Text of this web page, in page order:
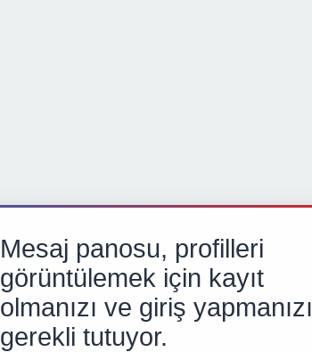
Mesaj panosu, profilleri
görüntülemek için kayıt
olmanızı ve giriş yapmanızı
gerekli tutuyor.